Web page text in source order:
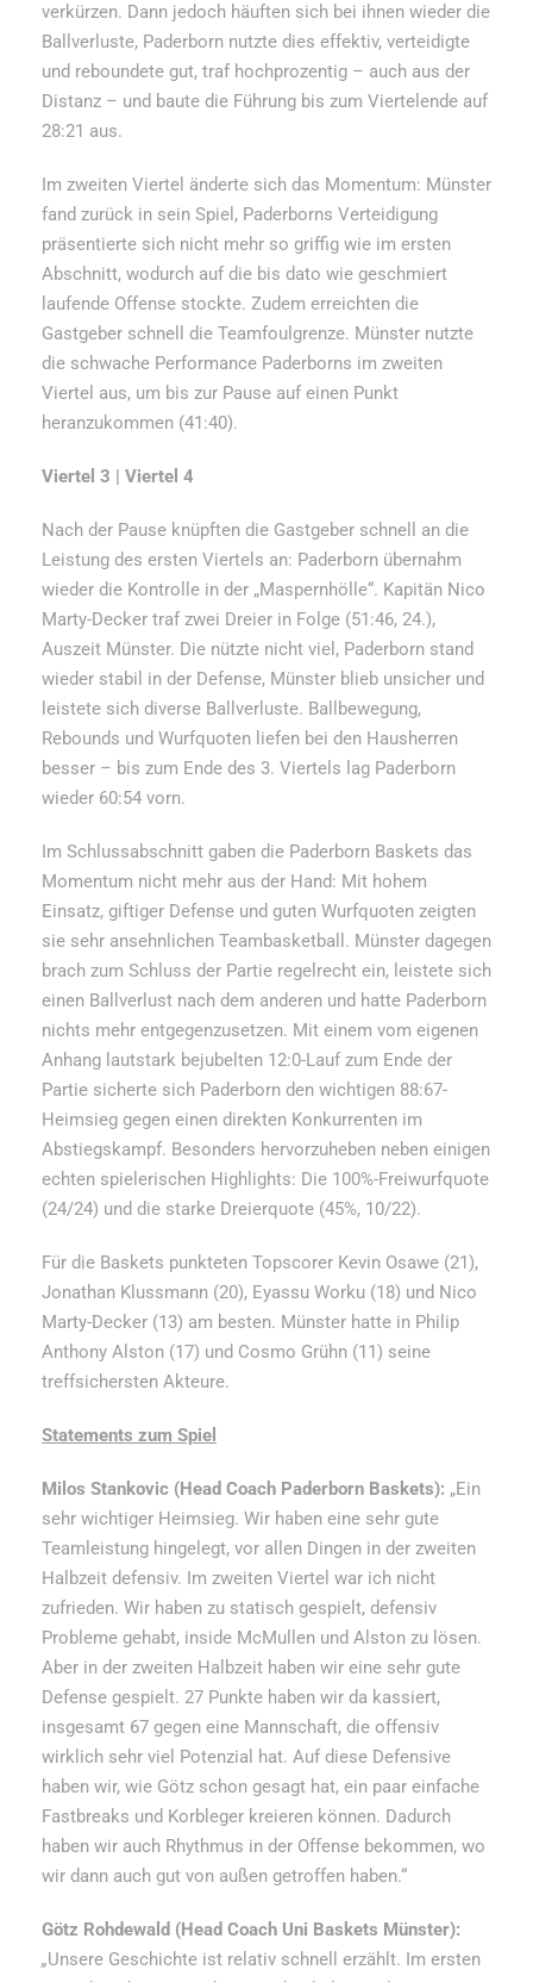
verkürzen. Dann jedoch häuften sich bei ihnen wieder die
Ballverluste, Paderborn nutzte dies effektiv, verteidigte
und reboundete gut, traf hochprozentig – auch aus der
Distanz – und baute die Führung bis zum Viertelende auf
28:21 aus.
Im zweiten Viertel änderte sich das Momentum: Münster
fand zurück in sein Spiel, Paderborns Verteidigung
präsentierte sich nicht mehr so griffig wie im ersten
Abschnitt, wodurch auf die bis dato wie geschmiert
laufende Offense stockte. Zudem erreichten die
Gastgeber schnell die Teamfoulgrenze. Münster nutzte
die schwache Performance Paderborns im zweiten
Viertel aus, um bis zur Pause auf einen Punkt
heranzukommen (41:40).
Viertel 3 | Viertel 4
Nach der Pause knüpften die Gastgeber schnell an die
Leistung des ersten Viertels an: Paderborn übernahm
wieder die Kontrolle in der „Maspernhölle“. Kapitän Nico
Marty-Decker traf zwei Dreier in Folge (51:46, 24.),
Auszeit Münster. Die nützte nicht viel, Paderborn stand
wieder stabil in der Defense, Münster blieb unsicher und
leistete sich diverse Ballverluste. Ballbewegung,
Rebounds und Wurfquoten liefen bei den Hausherren
besser – bis zum Ende des 3. Viertels lag Paderborn
wieder 60:54 vorn.
Im Schlussabschnitt gaben die Paderborn Baskets das
Momentum nicht mehr aus der Hand: Mit hohem
Einsatz, giftiger Defense und guten Wurfquoten zeigten
sie sehr ansehnlichen Teambasketball. Münster dagegen
brach zum Schluss der Partie regelrecht ein, leistete sich
einen Ballverlust nach dem anderen und hatte Paderborn
nichts mehr entgegenzusetzen. Mit einem vom eigenen
Anhang lautstark bejubelten 12:0-Lauf zum Ende der
Partie sicherte sich Paderborn den wichtigen 88:67-
Heimsieg gegen einen direkten Konkurrenten im
Abstiegskampf. Besonders hervorzuheben neben einigen
echten spielerischen Highlights: Die 100%-Freiwurfquote
(24/24) und die starke Dreierquote (45%, 10/22).
Für die Baskets punkteten Topscorer Kevin Osawe (21),
Jonathan Klussmann (20), Eyassu Worku (18) und Nico
Marty-Decker (13) am besten. Münster hatte in Philip
Anthony Alston (17) und Cosmo Grühn (11) seine
treffsichersten Akteure.
Statements zum Spiel
Milos Stankovic (Head Coach Paderborn Baskets): „Ein
sehr wichtiger Heimsieg. Wir haben eine sehr gute
Teamleistung hingelegt, vor allen Dingen in der zweiten
Halbzeit defensiv. Im zweiten Viertel war ich nicht
zufrieden. Wir haben zu statisch gespielt, defensiv
Probleme gehabt, inside McMullen und Alston zu lösen.
Aber in der zweiten Halbzeit haben wir eine sehr gute
Defense gespielt. 27 Punkte haben wir da kassiert,
insgesamt 67 gegen eine Mannschaft, die offensiv
wirklich sehr viel Potenzial hat. Auf diese Defensive
haben wir, wie Götz schon gesagt hat, ein paar einfache
Fastbreaks und Korbleger kreieren können. Dadurch
haben wir auch Rhythmus in der Offense bekommen, wo
wir dann auch gut von außen getroffen haben.“
Götz Rohdewald (Head Coach Uni Baskets Münster):
„Unsere Geschichte ist relativ schnell erzählt. Im ersten